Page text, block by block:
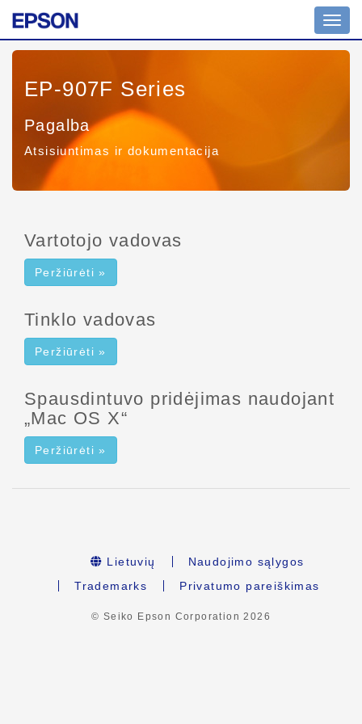
EP-907F Series
Pagalba
Atsisiuntimas ir dokumentacija
Vartotojo vadovas
Peržiūrėti »
Tinklo vadovas
Peržiūrėti »
Spausdintuvo pridėjimas naudojant
„Mac OS X“
Peržiūrėti »
Lietuvių
Naudojimo sąlygos
Trademarks
Privatumo pareiškimas
© Seiko Epson Corporation2026